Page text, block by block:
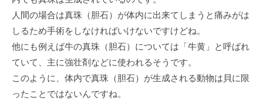
人間の場合は真珠（胆石）が体内に出来てしまうと痛みがは
しるため手術をしなければいけないですけどね。
他にも例えば牛の真珠（胆石）については「牛黄」と呼ばれ
ていて、主に強壮剤などに使われるそうです。
このように、体内で真珠（胆石）が生成される動物は貝に限
ったことではないんですね。